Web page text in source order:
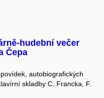
hudební večer
Čepa
autobiografických
skladby C. Francka, F.